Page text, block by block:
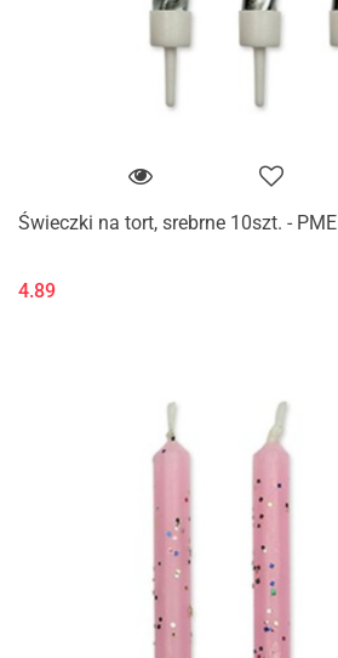
Świeczki na tort, srebrne 10szt. - PME
4.89